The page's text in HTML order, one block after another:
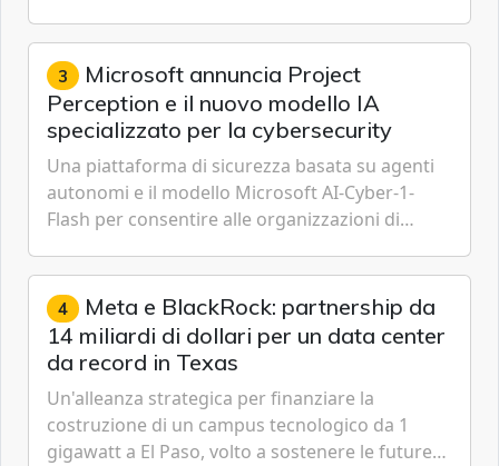
espressione dell'...
3 Microsoft annuncia Project
Perception e il nuovo modello IA
specializzato per la cybersecurity
Una piattaforma di sicurezza basata su agenti
autonomi e il modello Microsoft AI-Cyber-1-
Flash per consentire alle organizzazioni di
gestione continua del rischio.
4 Meta e BlackRock: partnership da
14 miliardi di dollari per un data center
da record in Texas
Un'alleanza strategica per finanziare la
costruzione di un campus tecnologico da 1
gigawatt a El Paso, volto a sostenere le future